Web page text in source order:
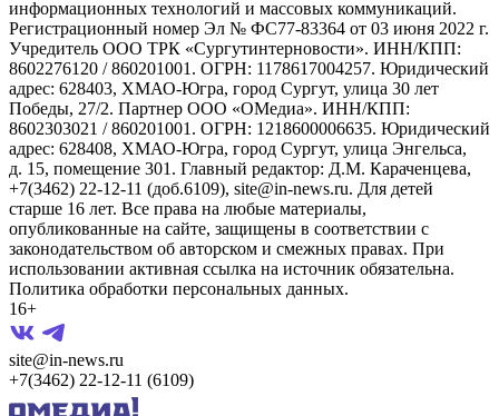
информационных технологий и массовых коммуникаций.
Регистрационный номер Эл № ФС77-83364 от 03 июня 2022 г.
Учредитель ООО ТРК «Сургутинтерновости». ИНН/КПП:
8602276120 / 860201001. ОГРН: 1178617004257. Юридический
адрес: 628403, ХМАО-Югра, город Сургут, улица 30 лет
Победы, 27/2. Партнер ООО «ОМедиа». ИНН/КПП:
8602303021 / 860201001. ОГРН: 1218600006635. Юридический
адрес: 628408, ХМАО-Югра, город Сургут, улица Энгельса,
д. 15, помещение 301. Главный редактор: Д.М. Караченцева,
+7(3462) 22-12-11 (доб.6109), site@in-news.ru. Для детей
старше 16 лет. Все права на любые материалы,
опубликованные на сайте, защищены в соответствии с
законодательством об авторском и смежных правах. При
использовании активная ссылка на источник обязательна.
Политика обработки персональных данных.
16+
site@in-news.ru
+7(3462) 22-12-11 (6109)